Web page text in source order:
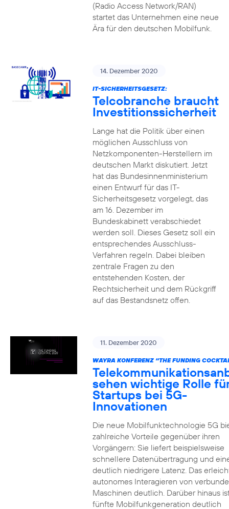
(Radio Access Network/RAN)
startet das Unternehmen eine neue
Ära für den deutschen Mobilfunk.
14. Dezember 2020
IT-SICHERHEITSGESETZ:
Telcobranche braucht
Investitionssicherheit
Lange hat die Politik über einen
möglichen Ausschluss von
Netzkomponenten-Herstellern im
deutschen Markt diskutiert. Jetzt
hat das Bundesinnenministerium
einen Entwurf für das IT-
Sicherheitsgesetz vorgelegt, das
am 16. Dezember im
Bundeskabinett verabschiedet
werden soll. Dieses Gesetz soll ein
entsprechendes Ausschluss-
Verfahren regeln. Dabei bleiben
zentrale Fragen zu den
entstehenden Kosten, der
Rechtsicherheit und dem Rückgriff
auf das Bestandsnetz offen.
11. Dezember 2020
WAYRA KONFERENZ “THE FUNDING
sehen wichtige Rolle
Startups bei 5G-
Innovationen
Die neue Mobilfunktechnologie 5G
zahlreiche Vorteile gegenüber ihren
Vorgängern: Sie liefert beispielsweise
schnellere Datenübertragung und
deutlich niedrigere Latenz. Das
autonomes Interagieren von
Maschinen deutlich. Darüber hinaus
fünfte Mobilfunkgeneration deutlich